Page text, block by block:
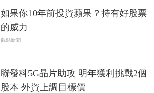
如果你10年前投資蘋果？持有好股票
的威力
觀點新聞
聯發科5G晶片助攻 明年獲利挑戰2個
股本 外資上調目標價